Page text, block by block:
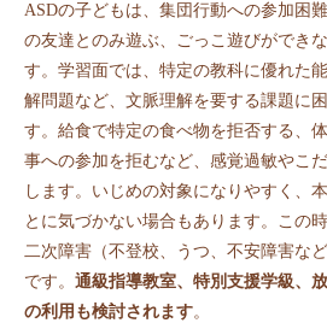
ASDの子どもは、集団行動への参加困
の友達とのみ遊ぶ、ごっこ遊びができ
す。学習面では、特定の教科に優れた
解問題など、文脈理解を要する課題に
す。給食で特定の食べ物を拒否する、
事への参加を拒むなど、感覚過敏やこ
します。いじめの対象になりやすく、
とに気づかない場合もあります。この
二次障害（不登校、うつ、不安障害な
です。 通級指導教室、特別支援学級、
の利用も検討されます。